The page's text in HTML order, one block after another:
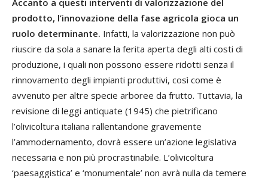
prodotto, l’innovazione della fase agricola gioca un
ruolo determinante. Infatti, la valorizzazione non può
riuscire da sola a sanare la ferita aperta degli alti costi di
produzione, i quali non possono essere ridotti senza il
rinnovamento degli impianti produttivi, così come è
avvenuto per altre specie arboree da frutto. Tuttavia, la
revisione di leggi antiquate (1945) che pietrificano
l’olivicoltura italiana rallentandone gravemente
l’ammodernamento, dovrà essere un’azione legislativa
necessaria e non più procrastinabile. L’olivicoltura
‘paesaggistica’ e ‘monumentale’ non avrà nulla da temere